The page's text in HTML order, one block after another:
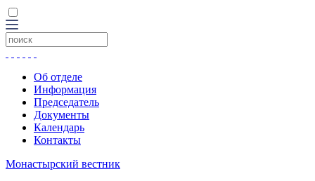
Об отделе
Информация
Председатель
Документы
Календарь
Контакты
Монастырский вестник